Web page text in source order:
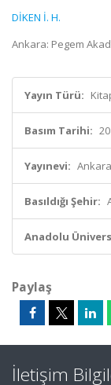
DİKEN İ. H.
Ankara: Pegem
Yayın Türü:
Basım Tarihi:
Yayınevi:
Basıldığı Şehir:
Anadolu
Paylaş
İletişim